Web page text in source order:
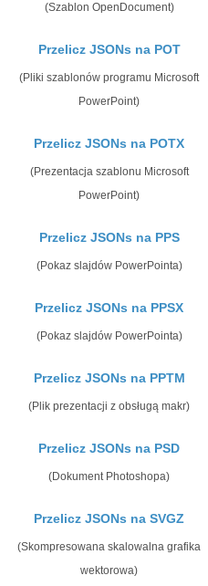
(Szablon OpenDocument)
Przelicz JSONs na POT
(Pliki szablonów programu Microsoft
PowerPoint)
Przelicz JSONs na POTX
(Prezentacja szablonu Microsoft
PowerPoint)
Przelicz JSONs na PPS
(Pokaz slajdów PowerPointa)
Przelicz JSONs na PPSX
(Pokaz slajdów PowerPointa)
Przelicz JSONs na PPTM
(Plik prezentacji z obsługą makr)
Przelicz JSONs na PSD
(Dokument Photoshopa)
Przelicz JSONs na SVGZ
(Skompresowana skalowalna grafika
wektorowa)